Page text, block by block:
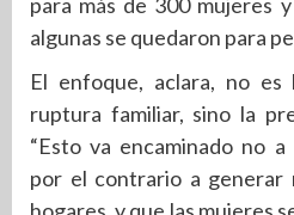
algunas se quedaron para
El enfoque, aclara, no
ruptura familiar, sino la
“Esto va encaminado no
por el contrario a generar